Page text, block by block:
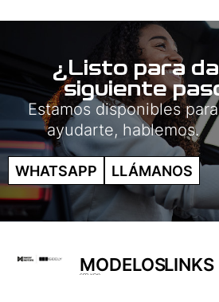
¿Listo para
siguiente
Estamos disponibles para
ayudarte, hablemos.
WHATSAPP LLÁMANOS
MODELOS
GEELY EX2
LINKS